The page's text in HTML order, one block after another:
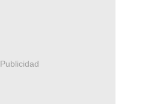
Publicidad